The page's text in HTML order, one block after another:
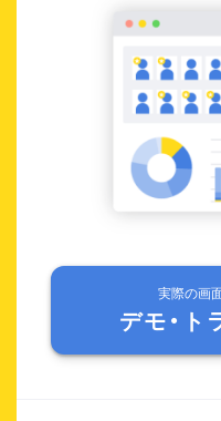
実際の画
デモ・ト